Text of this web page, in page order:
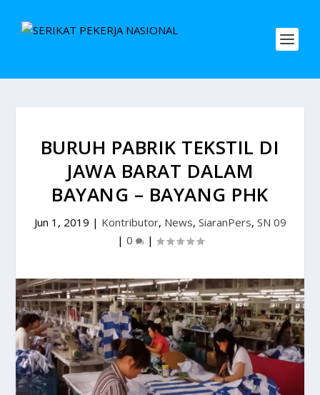
BURUH PABRIK TEKSTIL DI
JAWA BARAT DALAM
BAYANG – BAYANG PHK
Jun 1, 2019 | Kontributor, News, SiaranPers, SN 09
| 0 |